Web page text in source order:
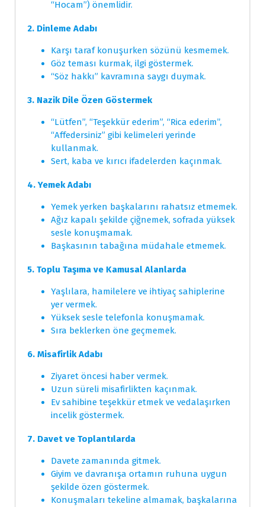
“Hocam”) önemlidir.
2. Dinleme Adabı
Karşı taraf konuşurken sözünü kesmemek.
Göz teması kurmak, ilgi göstermek.
“Söz hakkı” kavramına saygı duymak.
3. Nazik Dile Özen Göstermek
“Lütfen”, “Teşekkür ederim”, “Rica ederim”,
“Affedersiniz” gibi kelimeleri yerinde
kullanmak.
Sert, kaba ve kırıcı ifadelerden kaçınmak.
4. Yemek Adabı
Yemek yerken başkalarını rahatsız etmemek.
Ağız kapalı şekilde çiğnemek, sofrada yüksek
sesle konuşmamak.
Başkasının tabağına müdahale etmemek.
5. Toplu Taşıma ve Kamusal Alanlarda
Yaşlılara, hamilelere ve ihtiyaç sahiplerine
yer vermek.
Yüksek sesle telefonla konuşmamak.
Sıra beklerken öne geçmemek.
6. Misafirlik Adabı
Ziyaret öncesi haber vermek.
Uzun süreli misafirlikten kaçınmak.
Ev sahibine teşekkür etmek ve vedalaşırken
incelik göstermek.
7. Davet ve Toplantılarda
Davete zamanında gitmek.
Giyim ve davranışa ortamın ruhuna uygun
şekilde özen göstermek.
Konuşmaları tekeline almamak, başkalarına